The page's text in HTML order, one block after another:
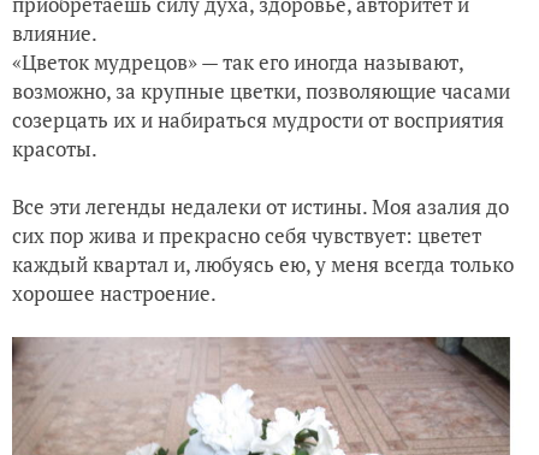
влияние.
«Цветок мудрецов» — так его иногда называют,
возможно, за крупные цветки, позволяющие часами
созерцать их и набираться мудрости от восприятия
красоты.
Все эти легенды недалеки от истины. Моя азалия до
сих пор жива и прекрасно себя чувствует: цветет
каждый квартал и, любуясь ею, у меня всегда только
хорошее настроение.